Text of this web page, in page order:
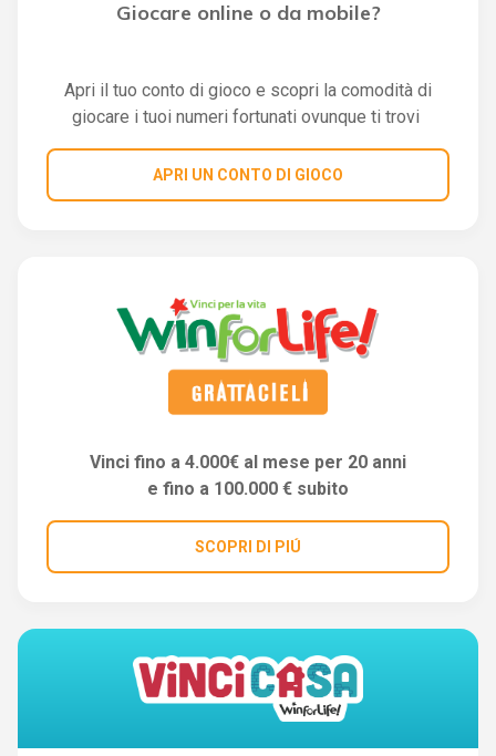
Giocare online o da mobile?
Apri il tuo conto di gioco e scopri la comodità di
giocare i tuoi numeri fortunati ovunque ti trovi
APRI UN CONTO DI GIOCO
Vinci fino a 4.000€ al mese per 20 anni
e fino a 100.000 € subito
SCOPRI DI PIÚ